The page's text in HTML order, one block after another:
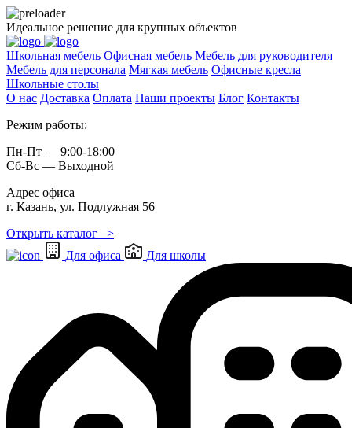
Идеальное решение для крупных объектов
Школьная мебель Офисная мебель Мебель для руководителя
Мебель для персонала Мягкая мебель Офисные кресла
Школьные cтолы
О нас Доставка Оплата Наши проекты Блог Контакты
Режим работы:
Пн-Пт — 9:00-18:00
Сб-Вс — Выходной
Адрес офиса
г. Казань, ул. Подлужная 56
Открыть каталог >
Для офиса
Для школы